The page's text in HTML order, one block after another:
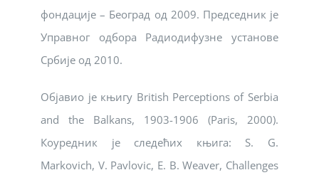
фондације – Београд од 2009. Председник је
Управног одбора Радиодифузне установе
Србије од 2010.
Објавио је књигу British Perceptions of Serbia
and the Balkans, 1903-1906 (Paris, 2000).
Коуредник је следећих књига: S. G.
Markovich, V. Pavlovic, E. B. Weaver, Challenges